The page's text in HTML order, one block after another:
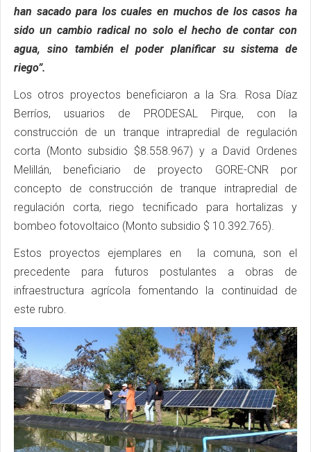
han sacado para los cuales en muchos de los casos ha
sido un cambio radical no solo el hecho de contar con
agua, sino también el poder planificar su sistema de
riego”.
Los otros proyectos beneficiaron a la Sra. Rosa Díaz
Berríos, usuarios de PRODESAL Pirque, con la
construcción de un tranque intrapredial de regulación
corta (Monto subsidio $8.558.967) y a David Ordenes
Melillán, beneficiario de proyecto GORE-CNR por
concepto de construcción de tranque intrapredial de
regulación corta, riego tecnificado para hortalizas y
bombeo fotovoltaico (Monto subsidio $ 10.392.765).
Estos proyectos ejemplares en la comuna, son el
precedente para futuros postulantes a obras de
infraestructura agrícola fomentando la continuidad de
este rubro.